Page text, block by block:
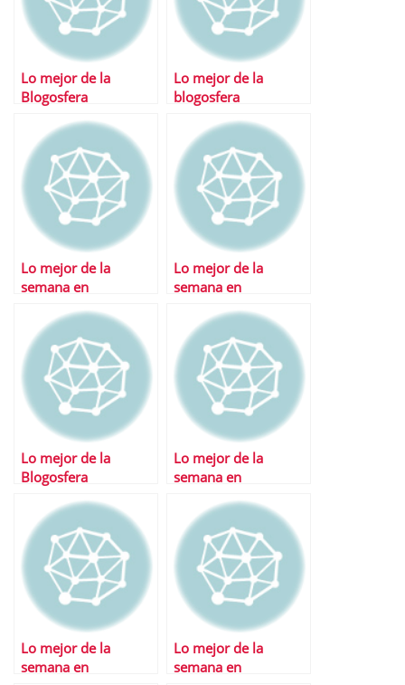
Lo mejor de la
Blogosfera
Lo mejor de la
blogosfera
Lo mejor de la
semana en
Lo mejor de la
semana en
Lo mejor de la
Blogosfera
Lo mejor de la
semana en
Lo mejor de la
semana en
Lo mejor de la
semana en